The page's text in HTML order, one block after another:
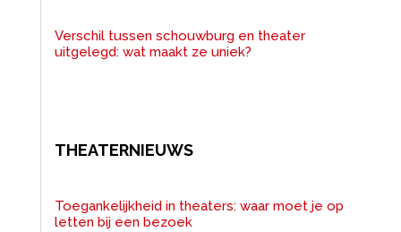
Verschil tussen schouwburg en theater
uitgelegd: wat maakt ze uniek?
THEATERNIEUWS
Toegankelijkheid in theaters: waar moet je op
letten bij een bezoek